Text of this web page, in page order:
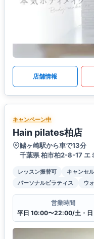
店舗情報
キャンペーン中
Hain pilates柏店
鰭ヶ崎駅から車で13分
千葉県 柏市柏2-8-17 エ
レッスン振替可 キャンセ
パーソナルピラティス
ウ
営業時間